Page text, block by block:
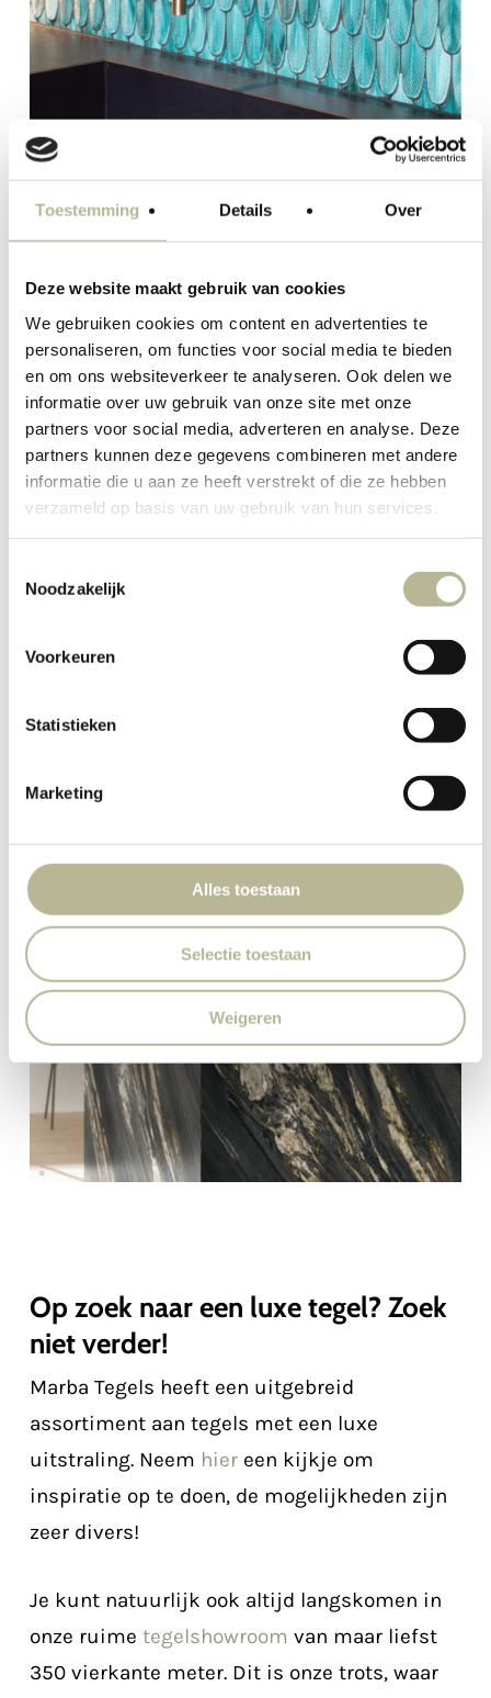
Toestemming Details Over
Deze website maakt gebruik van cookies
We gebruiken cookies om content en advertenties te
personaliseren, om functies voor social media te bieden
en om ons websiteverkeer te analyseren. Ook delen we
informatie over uw gebruik van onze site met onze
partners voor social media, adverteren en analyse. Deze
partners kunnen deze gegevens combineren met andere
informatie die u aan ze heeft verstrekt of die ze hebben
verzameld op basis van uw gebruik van hun services.
Noodzakelijk
Voorkeuren
Statistieken
Marketing
Alles toestaan
Selectie toestaan
Weigeren
Op zoek naar een luxe tegel? Zoek
niet verder!
Marba Tegels heeft een uitgebreid
assortiment aan tegels met een luxe
uitstraling. Neem hiereen kijkje om
inspiratie op te doen, de mogelijkheden zijn
zeer divers!
Je kunt natuurlijk ook altijd langskomen in
onze ruime tegelshowroom van maar liefst
350 vierkante meter. Dit is onze trots, waar